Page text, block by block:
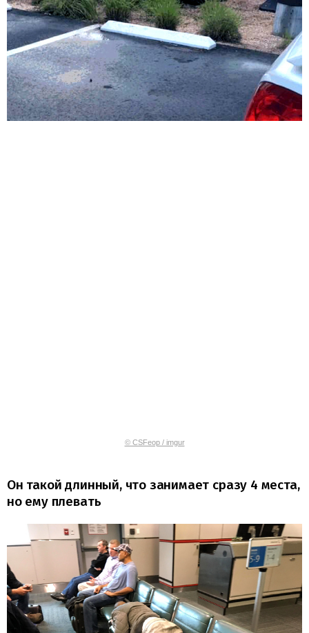
© CSFeop / imgur
Он такой длинный, что занимает сразу 4 места,
но ему плевать